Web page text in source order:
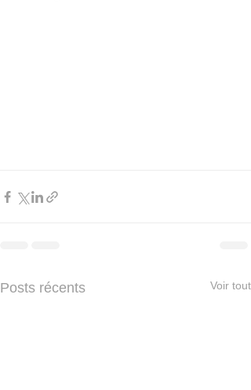
Posts récents Voir tout